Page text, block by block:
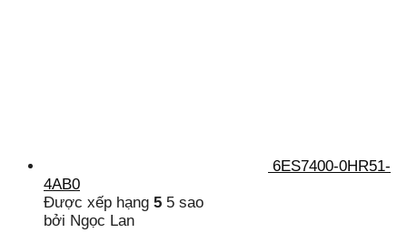
6ES7400-0HR51-
4AB0
Được xếp hạng 5 5 sao
bởi Ngọc Lan